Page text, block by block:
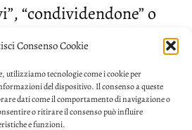
Consenso Cookie
utilizziamo tecnologie come i cookie per
del dispositivo. Il consenso a queste
dati come il comportamento di navigazione o
o ritirare il consenso può influire
e funzioni.
“condividendone” o